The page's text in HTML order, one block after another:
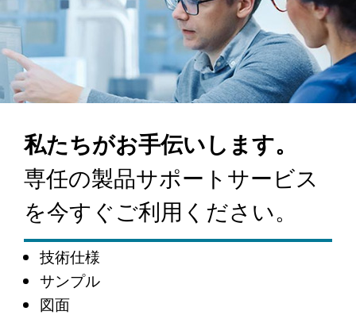
私たちがお手伝いします。
専任の製品サポートサービス
を今すぐご利用ください。
技術仕様
サンプル
図面